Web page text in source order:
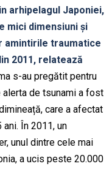
arhipelagul Japoniei,
mici dimensiuni și
amintirile traumatice
2011, relatează
s-au pregătit pentru
de tsunami a fost
care a afectat
În 2011, un
unul dintre cele mai
a ucis peste 20.000